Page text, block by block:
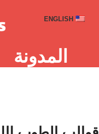
ENGLISH
المدونة